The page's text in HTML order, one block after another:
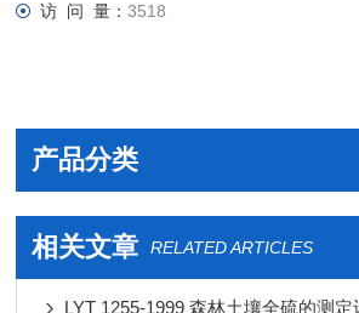
访 问 量：3518
产品分类
相关文章 RELATED ARTICLES
LYT 1255-1999 森林土壤全硫的测定